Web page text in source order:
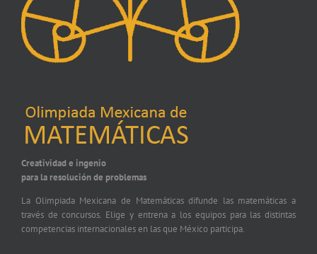
Creatividad e ingenio
para la resolución de problemas
La Olimpiada Mexicana de Matemáticas difunde las matemáticas a
través de concursos. Elige y entrena a los equipos para las distintas
competencias internacionales en las que México participa.